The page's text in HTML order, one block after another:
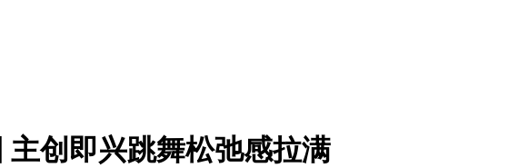
创即兴跳舞松弛感拉满